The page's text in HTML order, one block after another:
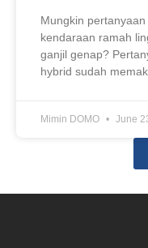
Mungkin
kendaraan ramah
ganjil genap?
hybrid sudah
Mimin DOMO June